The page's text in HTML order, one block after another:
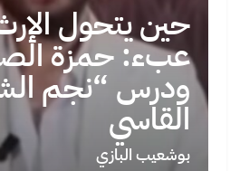
حين يتحول
عبء: حمزة
ودرس “نجم
القاسي
بوشعيب البازي